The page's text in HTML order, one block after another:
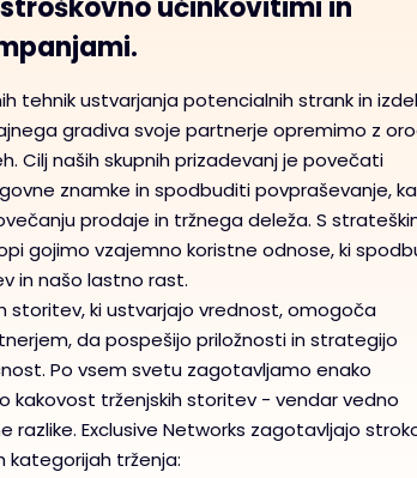
učinkovitimi in
tehnik ustvarjanja potencialnih strank in
gradiva svoje partnerje opremimo z
Cilj naših skupnih prizadevanj je povečati
znamke in spodbuditi povpraševanje,
prodaje in tržnega deleža. S
gojimo vzajemno koristne odnose, ki
in našo lastno rast.
storitev, ki ustvarjajo vrednost, omogoča
da pospešijo priložnosti in strategijo
Po vsem svetu zagotavljamo enako
kakovost trženjskih storitev - vendar vedno
razlike. Exclusive Networks zagotavljajo
kategorijah trženja: